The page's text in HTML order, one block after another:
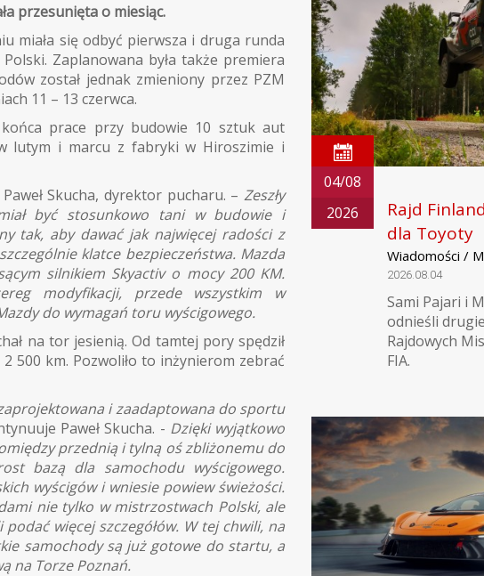
przesunięta o miesiąc.
miała się odbyć pierwsza i druga runda
Zaplanowana była także premiera
został jednak zmieniony przez PZM
11 – 13 czerwca.
prace przy budowie 10 sztuk aut
w lutym i marcu z fabryki w Hiroszimie i
Skucha, dyrektor pucharu. – Zeszły
być stosunkowo tani w budowie i
tak, aby dawać jak najwięcej radości z
klatce bezpieczeństwa. Mazda
silnikiem Skyactiv o mocy 200 KM.
modyfikacji, przede wszystkim w
do wymagań toru wyścigowego.
na tor jesienią. Od tamtej pory spędził
500 km. Pozwoliło to inżynierom zebrać
i zaadaptowana do sportu
Paweł Skucha. - Dzięki wyjątkowo
przednią i tylną oś zbliżonemu do
bazą dla samochodu wyścigowego.
wyścigów i wniesie powiew świeżości.
nie tylko w mistrzostwach Polski, ale
więcej szczegółów. W tej chwili, na
samochody są już gotowe do startu, a
na Torze Poznań.
04/08
2026
Rajd
dla Toyoty
Wiadomości /
2026.08.04
Sami Pajari i
odnieśli
Rajdowych
FIA.